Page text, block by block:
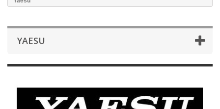
YAESU